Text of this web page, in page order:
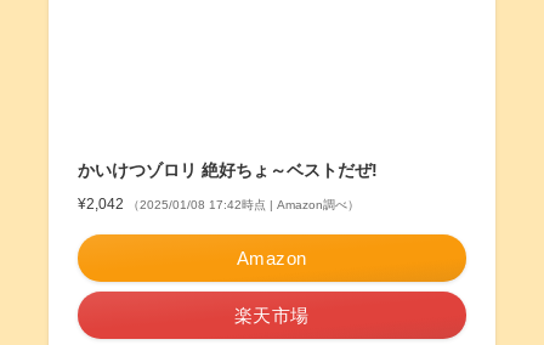
かいけつゾロリ 絶好ちょ～ベストだぜ!
¥2,042 （2025/01/08 17:42時点 | Amazon調べ）
Amazon
楽天市場